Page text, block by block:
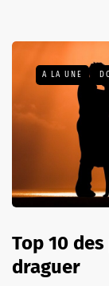
A LA UNE
Top 10
draguer